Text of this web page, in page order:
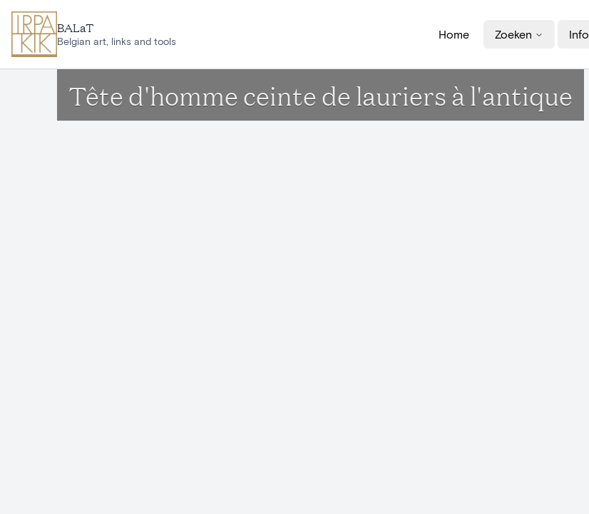
BALaT
Belgian art, links and tools
Home Zoeken Info
Tête d'homme ceinte de lauriers à l'antique